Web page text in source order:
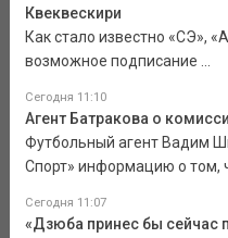
Квеквескири
Как стало известно «СЭ»,
возможное подписание ...
Сегодня 11:10
Агент Батракова о
Футбольный агент Вадим
Спорт» информацию о том,
Сегодня 11:07
«Дзюба принес бы сейчас